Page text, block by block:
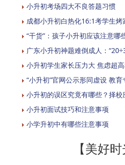
小升初考场四大不良答题习惯
成都小升初白热化16:1考学生烤
“干货”：孩子小升初应该注意哪
广东小升初神题难倒成人：
小升初学生家长压力大 焦虑超
“小升初”官网公示形同虚设 教
小升初的误区究竟有哪些？择校
小升初面试技巧和注意事项
小学升初中有哪些注意事项
【美好时